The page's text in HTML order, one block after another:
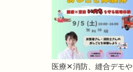
医療✕消防、縫合デモや